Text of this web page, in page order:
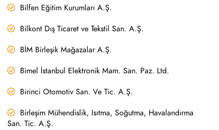
Bilfen Eğitim Kurumları A.Ş.
Bilkont Dış Ticaret ve Tekstil San. A.Ş.
BİM Birleşik Mağazalar A.Ş.
Bimel İstanbul Elektronik Mam. San. Paz. Ltd.
Birinci Otomotiv San. Ve Tic. A.Ş.
Birleşim Mühendislik, Isıtma, Soğutma, Havalandırma
San. Tic. A.Ş.